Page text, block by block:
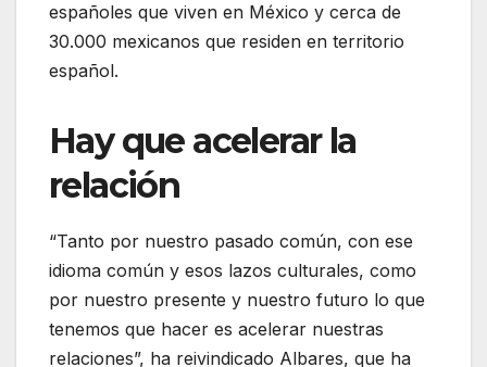
españoles que viven en México y cerca de
30.000 mexicanos que residen en territorio
español.
Hay que acelerar la
relación
“Tanto por nuestro pasado común, con ese
idioma común y esos lazos culturales, como
por nuestro presente y nuestro futuro lo que
tenemos que hacer es acelerar nuestras
relaciones”, ha reivindicado Albares, que ha